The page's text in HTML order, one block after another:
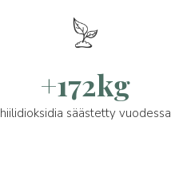
+172kg
hiilidioksidia säästetty vuodessa